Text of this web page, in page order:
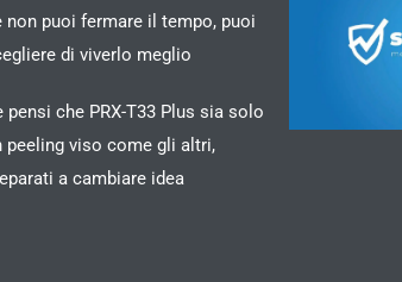
non puoi fermare il tempo, puoi
di viverlo meglio
pensi che PRX-T33 Plus sia solo
peeling viso come gli altri,
a cambiare idea